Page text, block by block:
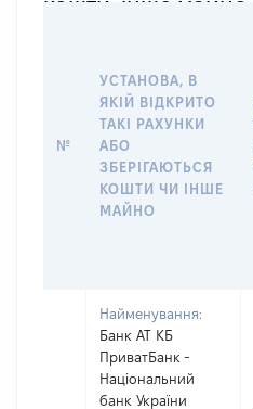
кошти, інше майно
№
УСТАНОВА, В
ЯКІЙ ВІДКРИТО
ТАКІ РАХУНКИ
АБО
ЗБЕРІГАЮТЬСЯ
КОШТИ ЧИ ІНШЕ
МАЙНО
Найменування:
Банк АТ КБ
ПриватБанк -
Національний
банк України